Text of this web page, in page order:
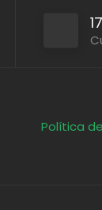
Política